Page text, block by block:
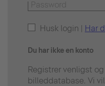
Husk login | Har
Du har ikke en konto
Registrer venligst
billeddatabase. Vi